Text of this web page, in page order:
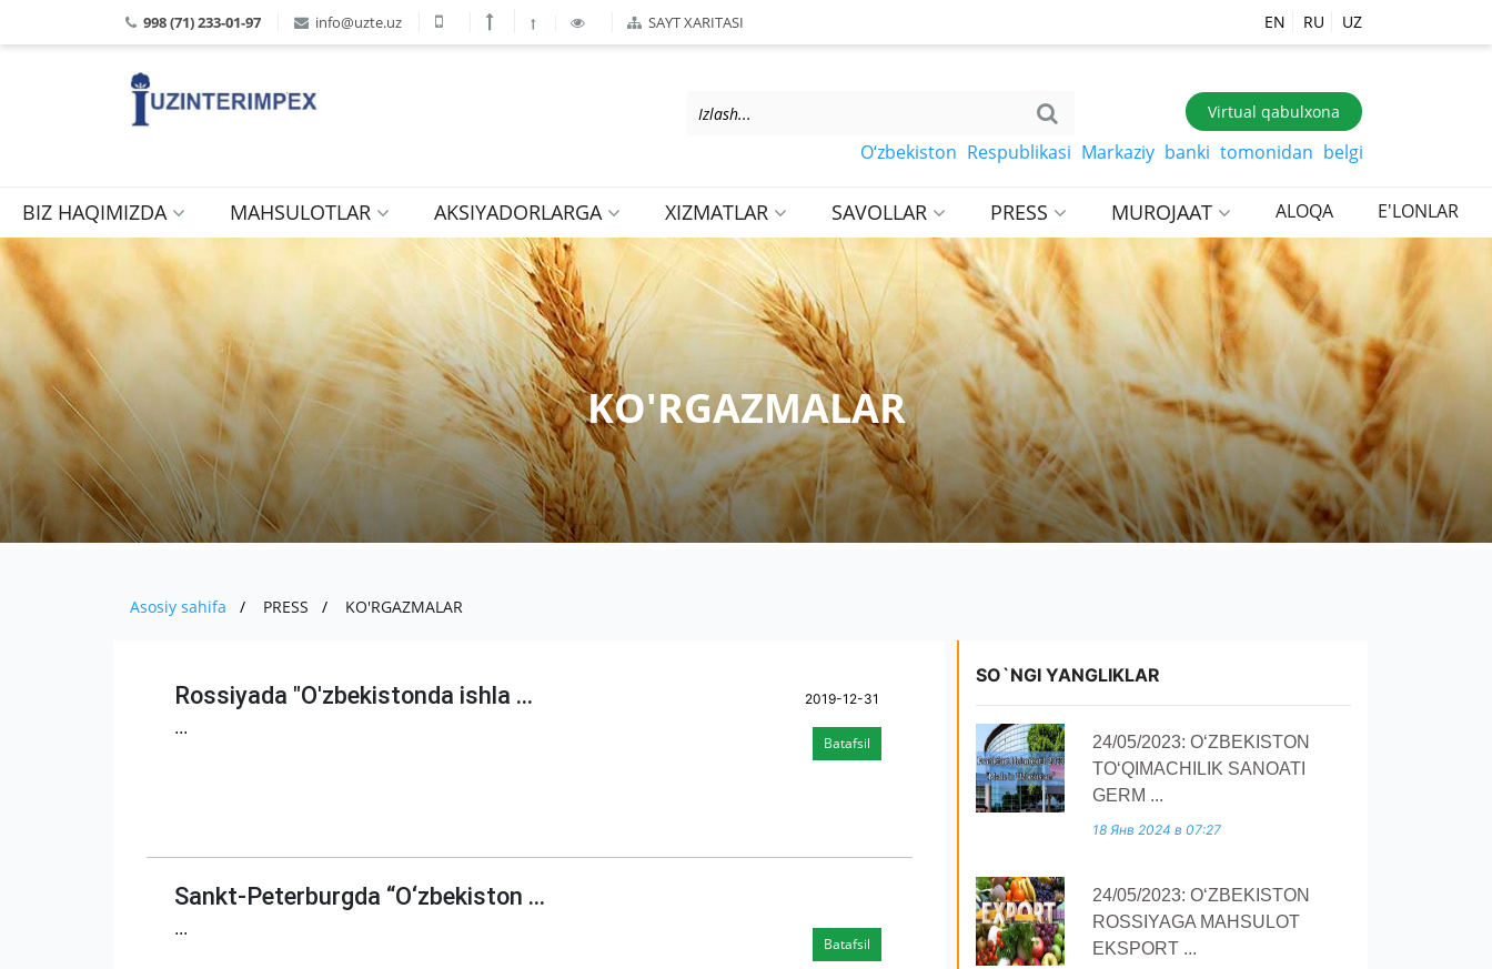
998 (71) 233-01-97 info@uzte.uz SAYT XARITASI EN RU UZ
Virtual qabulxona
O‘zbekiston Respublikasi Markaziy banki tomonidan belgilangan so‘mga
BIZ HAQIMIZDA MAHSULOTLAR AKSIYADORLARGA XIZMATLAR SAVOLLAR PRESS MUROJAAT ALOQA E'LONLAR
KO'RGAZMALAR
Asosiy sahifa PRESS KO'RGAZMALAR
2019-12-31
Rossiyada "O'zbekistonda ishla ...
...
Batafsil
Sankt-Peterburgda “O‘zbekiston ...
...
Batafsil
SO`NGI YANGLIKLAR
24/05/2023: O‘ZBEKISTON
TO‘QIMACHILIK SANOATI
GERM ...
18 Янв 2024 в 07:27
24/05/2023: O‘ZBEKISTON
ROSSIYAGA MAHSULOT
EKSPORT ...